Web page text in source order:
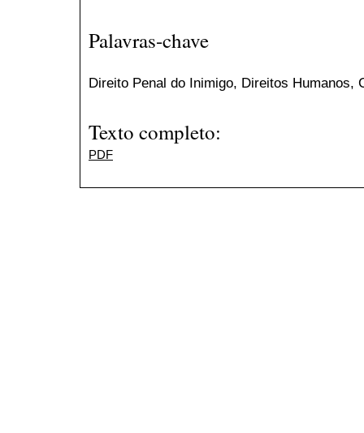
Palavras-chave
Direito Penal do Inimigo, Direitos Humanos,
Texto completo:
PDF